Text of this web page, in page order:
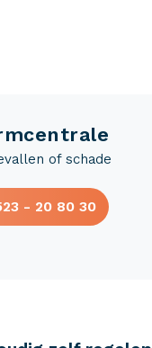
of schade
- 20 80 30